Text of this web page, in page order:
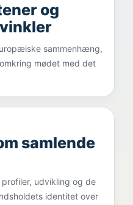
og
sammenhæng,
mødet med det
samlende
udvikling og de
identitet over